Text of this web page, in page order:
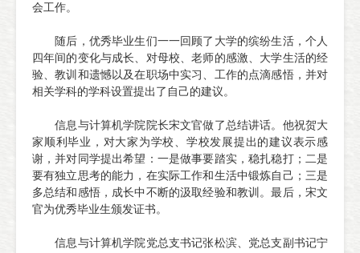
会工作。
随后，优秀毕业生们一一回顾了大学的缤纷生活，个人
四年间的变化与成长、对母校、老师的感激、大学生活的经
验、教训和遗憾以及在职场中实习、工作的点滴感悟，并对
相关学科的学科设置提出了自己的建议。
信息与计算机学院院长宋文官做了总结讲话。他祝贺大
家顺利毕业，对大家为学校、学校发展提出的建议表示感
谢，并对同学提出希望：一是做事要踏实，稳扎稳打；二是
要有独立思考的能力，在实际工作和生活中锻炼自己；三是
多总结和感悟，成长中不断的汲取经验和教训。最后，宋文
官为优秀毕业生颁发证书。
信息与计算机学院党总支书记张松滨、党总支副书记宁